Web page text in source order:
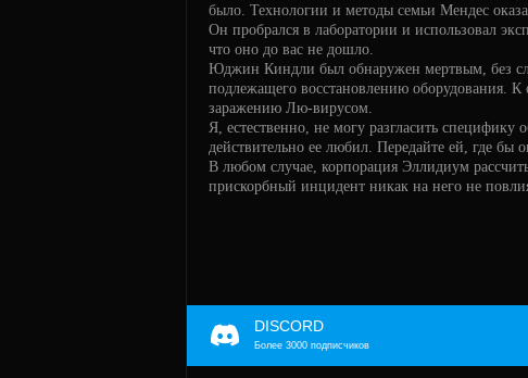
было. Технологии и методы семьи Мендес
Он пробрался в лаборатории и использовал
что оно до вас не дошло.
Юджин Киндли был обнаружен мертвым, без
подлежащего восстановлению оборудования.
заражению Лю-вирусом.
Я, естественно, не могу разгласить
действительно ее любил. Передайте ей, где бы
В любом случае, корпорация Эллидиум
прискорбный инцидент никак на него не
DISCORD
Более 3000 подписчиков